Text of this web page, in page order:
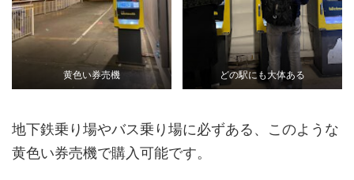
黄色い券売機 どの駅にも大体ある
地下鉄乗り場やバス乗り場に必ずある、このような
黄色い券売機で購入可能です。